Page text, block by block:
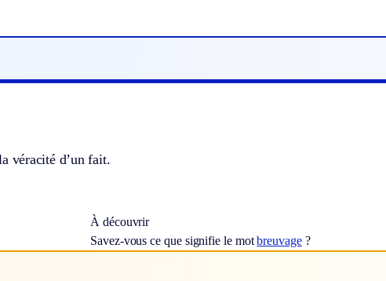
véracité d’un fait.
À découvrir
Savez-vous ce que signifie le motbreuvage?